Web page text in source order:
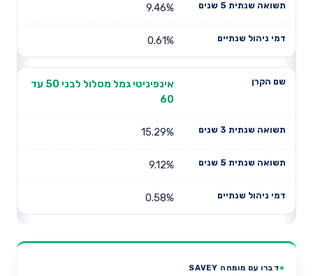
9.46%
0.61%
אינפיניטי גמל מסלול לבני 50 עד
60
15.29%
9.12%
0.58%
דברו עם מומחה SAVEY